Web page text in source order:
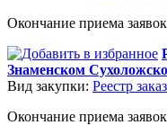
Окончание приема
Знаменском
Вид закупки: Реестр
Окончание приема